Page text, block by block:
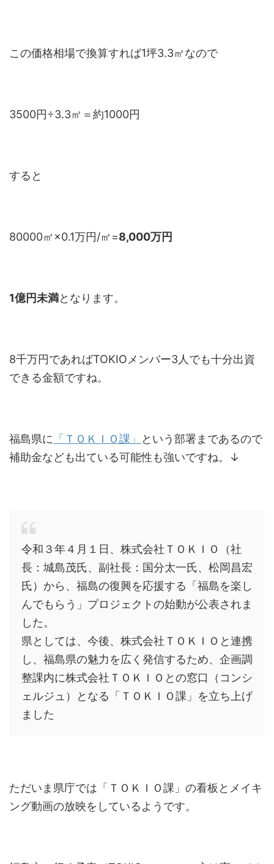
この価格相場で換算すれば1坪3.3㎡なので
3500円÷3.3㎡＝約1000円
すると
80000㎡×0.1万円/㎡=8,000万円
1億円未満となります。
8千万円であればTOKIOメンバー3人でも十分出資
できる金額ですね。
福島県に 「ＴＯＫＩＯ課」
という部署まであるので
補助金なども出ている可能性も強いですね。↓
令和３年４月１日、株式会社ＴＯＫＩＯ（社
長：城島茂氏、副社長：国分太一氏、松岡昌宏
氏）から、福島の復興を応援する「福島を楽し
んでもらう」プロジェクトの始動が公表されま
した。
県としては、今後、株式会社ＴＯＫＩＯと連携
し、福島県の魅力を広く発信するため、企画調
整課内に株式会社ＴＯＫＩＯとの窓口（コンシ
ェルジュ）となる「ＴＯＫＩＯ課」を立ち上げ
ました
ただいま県庁では「ＴＯＫＩＯ課」の看板とメイキ
ング動画の放映をしているようです。